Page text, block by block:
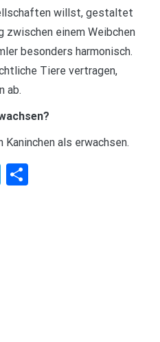
willst, gestaltet
zwischen einem Weibchen
besonders harmonisch.
Tiere vertragen,
ab.
Kaninchen als erwachsen.
Telegram